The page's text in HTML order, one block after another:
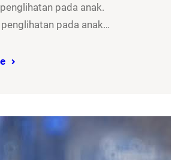
pada anak.
pada anak…